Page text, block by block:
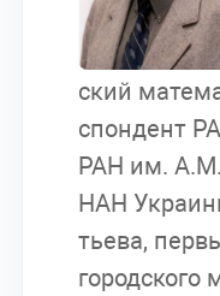
ский
спон­дент
РАН им.
НАН
тье­ва,
го­род­ско­го